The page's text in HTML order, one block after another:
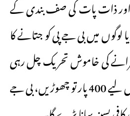
اور ذات پات کی صف بندی کے
لوگوں میں بی جے پی کو جتانے کا
کی خاموش تحریک چل رہی
ہے، جہاں بی جے پی مخالف روایتی ووٹ بڑی تعداد میں ہے۔ اس لیے 400 پار تو چھوڑیں، بی جے